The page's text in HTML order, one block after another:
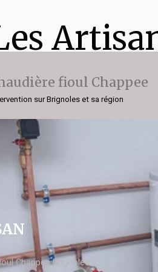
fioul Chappee
sur Brignoles et sa région
Chappee Brignoles